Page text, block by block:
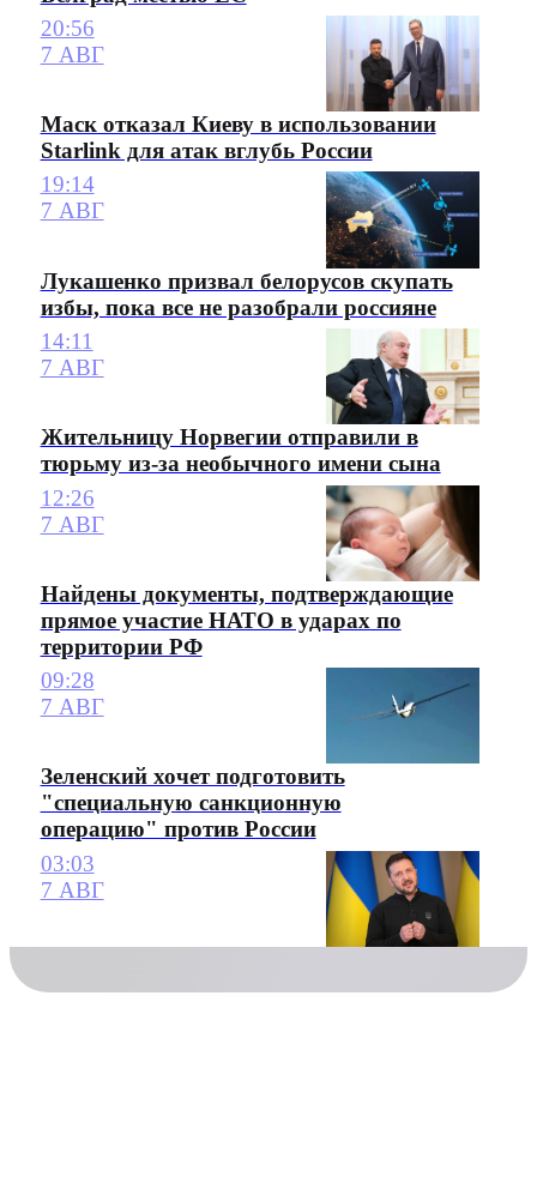
20:56
7 АВГ
Маск отказал Киеву в использовании
Starlink для атак вглубь России
19:14
7 АВГ
Лукашенко призвал белорусов скупать
избы, пока все не разобрали россияне
14:11
7 АВГ
Жительницу Норвегии отправили в
тюрьму из-за необычного имени сына
12:26
7 АВГ
Найдены документы, подтверждающие
прямое участие НАТО в ударах по
территории РФ
09:28
7 АВГ
Зеленский хочет подготовить
"специальную санкционную
операцию" против России
03:03
7 АВГ